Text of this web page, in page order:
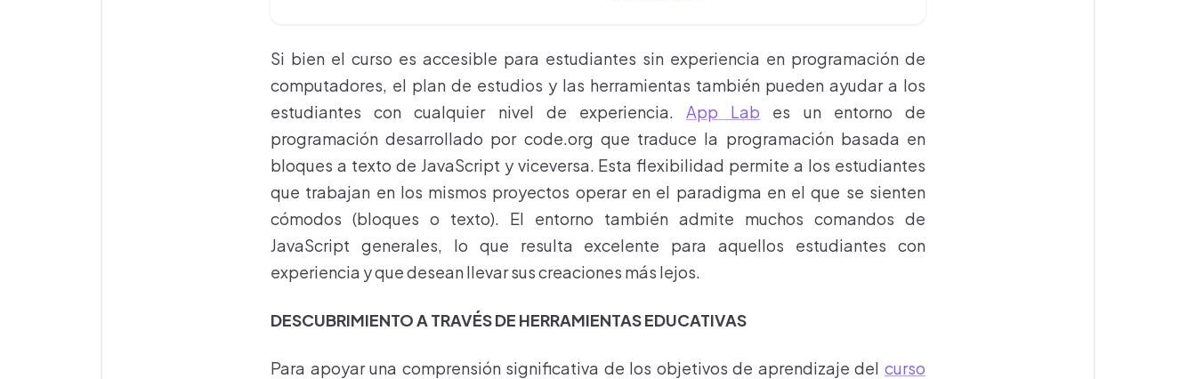
Si bien el curso es accesible para estudiantes sin experiencia en programación de
computadores, el plan de estudios y las herramientas también pueden ayudar a los
estudiantes con cualquier nivel de experiencia. App Lab es un entorno de
programación desarrollado por code.org que traduce la programación basada en
bloques a texto de JavaScript y viceversa. Esta flexibilidad permite a los estudiantes
que trabajan en los mismos proyectos operar en el paradigma en el que se sienten
cómodos (bloques o texto). El entorno también admite muchos comandos de
JavaScript generales, lo que resulta excelente para aquellos estudiantes con
experiencia y que desean llevar sus creaciones más lejos.
DESCUBRIMIENTO A TRAVÉS DE HERRAMIENTAS EDUCATIVAS
Para apoyar una comprensión significativa de los objetivos de aprendizaje del curso